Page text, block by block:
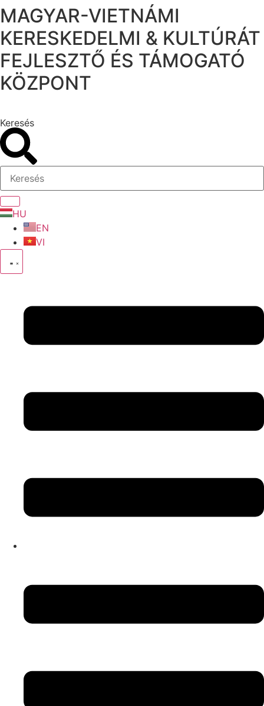
Ugrás
a
tartalomhoz
MAGYAR-VIETNÁMI
KERESKEDELMI & KULTÚRÁT
FEJLESZTŐ ÉS TÁMOGATÓ
KÖZPONT
Keresés
HU
EN
VI